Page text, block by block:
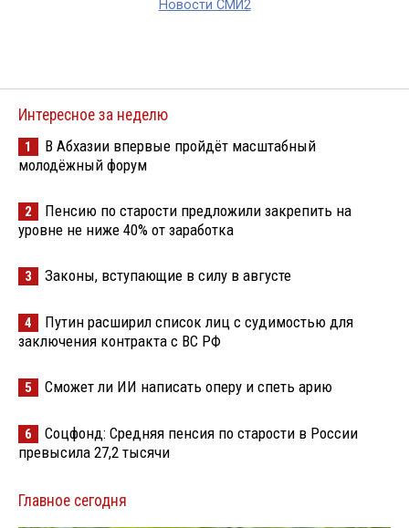
Новости СМИ2
Интересное за неделю
1
В Абхазии впервые пройдёт масштабный
молодёжный форум
2
Пенсию по старости предложили закрепить на
уровне не ниже 40% от заработка
3 Законы, вступающие в силу в августе
4
Путин расширил список лиц с судимостью для
заключения контракта с ВС РФ
5 Сможет ли ИИ написать оперу и спеть арию
6
Соцфонд: Средняя пенсия по старости в России
превысила 27,2 тысячи
Главное сегодня